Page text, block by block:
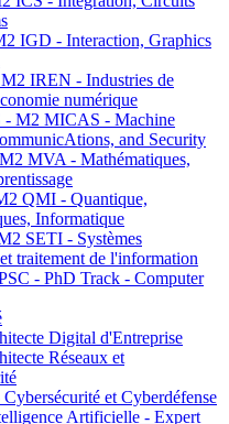
IGD - Interaction, Graphics
IREN - Industries de
numérique
M2 MICAS - Machine
and Security
MVA - Mathématiques,
QMI - Quantique,
Informatique
SETI - Systèmes
traitement de l'information
- PhD Track - Computer
Digital d'Entreprise
Réseaux et
et Cyberdéfense
Artificielle - Expert